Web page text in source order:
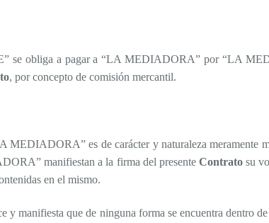
se obliga a pagar a “LA MEDIADORA” por “LA
, por concepto de comisión mercantil.
es de carácter y naturaleza meramente
manifiestan a la firma del presente Contrato su
en el mismo.
manifiesta que de ninguna forma se encuentra dentro